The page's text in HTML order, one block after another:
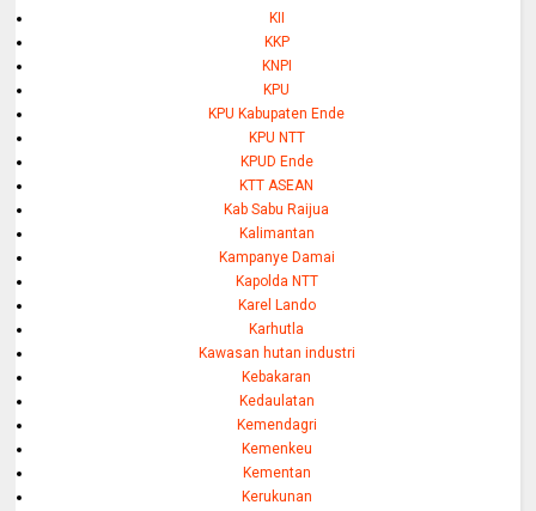
KII
KKP
KNPI
KPU
KPU Kabupaten Ende
KPU NTT
KPUD Ende
KTT ASEAN
Kab Sabu Raijua
Kalimantan
Kampanye Damai
Kapolda NTT
Karel Lando
Karhutla
Kawasan hutan industri
Kebakaran
Kedaulatan
Kemendagri
Kemenkeu
Kementan
Kerukunan